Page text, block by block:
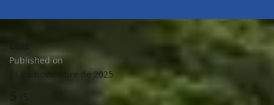
Published on
21 de noviembre de 2025